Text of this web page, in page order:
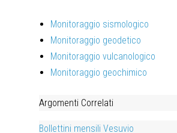
Monitoraggio sismologico
Monitoraggio geodetico
Monitoraggio vulcanologico
Monitoraggio geochimico
Argomenti Correlati
Bollettini mensili Vesuvio